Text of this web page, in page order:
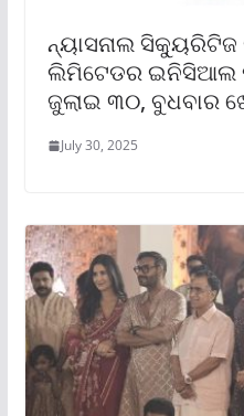
ନ୍ୟାସନାଲ
ଲିମିଟେଡର ଇନିସିଆଲ
ଜୁଲାଇ ୩୦, ବୁଧବାର
July 30, 2025